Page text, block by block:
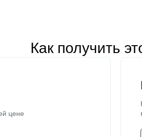
Как получить
цене